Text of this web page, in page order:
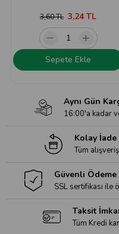
3,24 TL
3,60 TL
Sepete Ekle
Aynı Gün
16:00'a kadar
Kolay İade
Tüm
Güvenli Ödeme
SSL sertifikası ile
Taksit
Tüm Kredi